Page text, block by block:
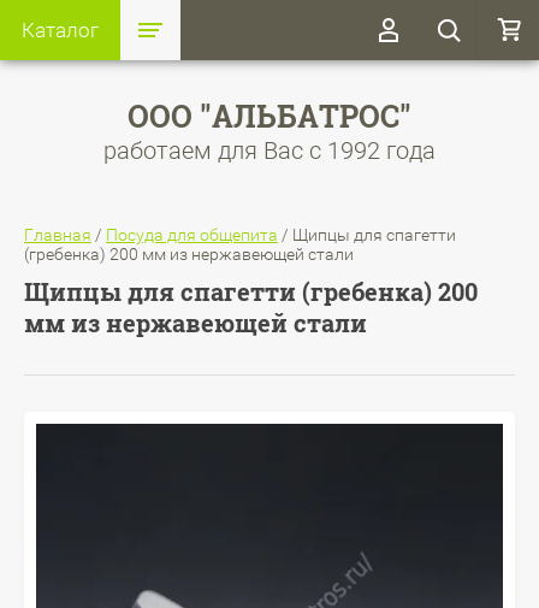
Каталог
ООО "АЛЬБАТРОС"
работаем для Вас с 1992 года
Главная / Посуда для общепита / Щипцы для спагетти
(гребенка) 200 мм из нержавеющей стали
Щипцы для спагетти (гребенка) 200
мм из нержавеющей стали